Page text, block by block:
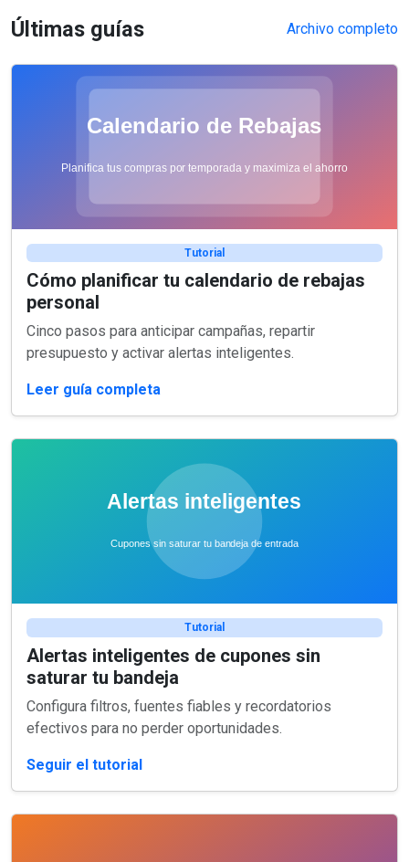
Últimas guías Archivo completo
Tutorial
Cómo planificar tu calendario de rebajas
personal
Cinco pasos para anticipar campañas, repartir
presupuesto y activar alertas inteligentes.
Leer guía completa
Tutorial
Alertas inteligentes de cupones sin
saturar tu bandeja
Configura filtros, fuentes fiables y recordatorios
efectivos para no perder oportunidades.
Seguir el tutorial